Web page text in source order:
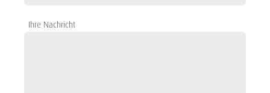
Ihre Nachricht